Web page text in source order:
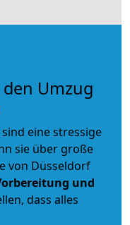
Umzug
eine stressige
sie über große
von Düsseldorf
und
dass alles